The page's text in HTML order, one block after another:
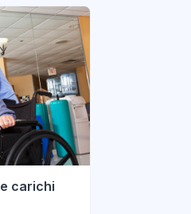
carichi